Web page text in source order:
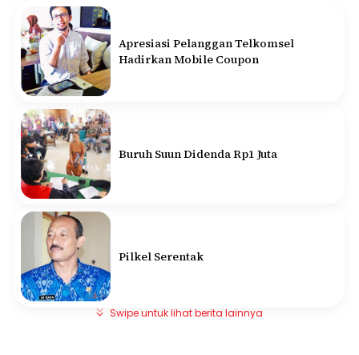
Apresiasi Pelanggan Telkomsel
Hadirkan Mobile Coupon
Buruh Suun Didenda Rp1 Juta
Pilkel Serentak
Swipe untuk lihat berita lainnya